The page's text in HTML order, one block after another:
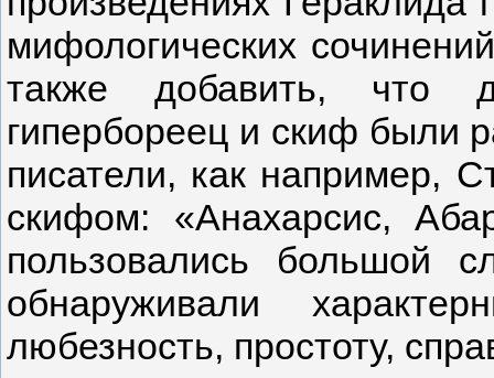
мифологических
также добавить, что
гипербореец и скиф были
писатели, как например,
скифом: «Анахарсис,
пользовались большой
обнаруживали
любезность, простоту,